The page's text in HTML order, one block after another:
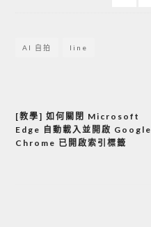
AI 自拍 line
文
章
[教學] 如何關閉 Microsoft
Edge 自動載入並開啟 Google
Chrome 已開啟索引標籤